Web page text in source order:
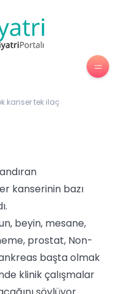
kanser tek ilaç
kanserinin bazı
beyin, mesane,
prostat, Non-
başta olmak
klinik çalışmalar